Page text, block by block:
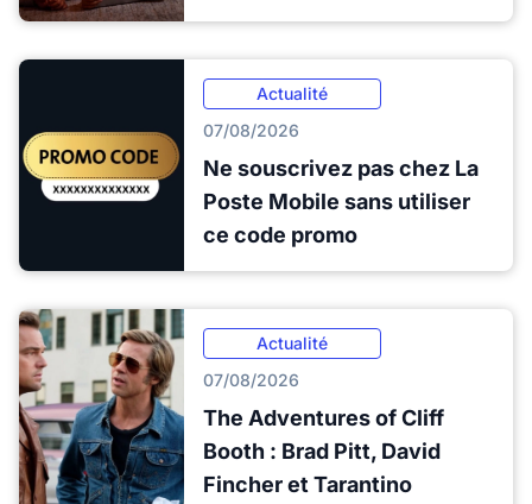
Actualité
07/08/2026
Ne souscrivez pas chez La
Poste Mobile sans utiliser
ce code promo
Actualité
07/08/2026
The Adventures of Cliff
Booth : Brad Pitt, David
Fincher et Tarantino